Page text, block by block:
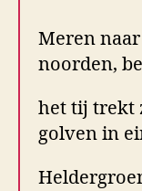
Meren
noorden,
het tij trekt
golven in